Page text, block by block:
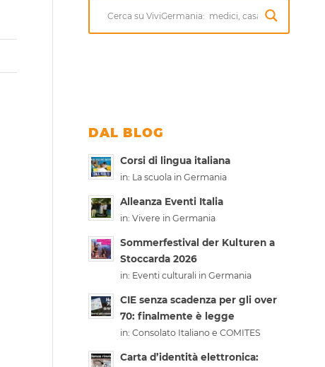
DAL BLOG
Corsi di lingua italiana
in: La scuola in Germania
Alleanza Eventi Italia
in:Vivere in Germania
Sommerfestival der Kulturen a
Stoccarda 2026
in: Eventi culturali in Germania
CIE senza scadenza per gli over
70: finalmente è legge
in:Consolato Italiano e COMITES
Carta d’identità elettronica: